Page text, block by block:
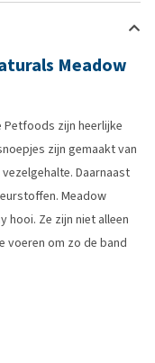
Meadow
Petfoods zijn heerlijke
zijn gemaakt van
Daarnaast
Meadow
hooi. Ze zijn niet alleen
voeren om zo de band